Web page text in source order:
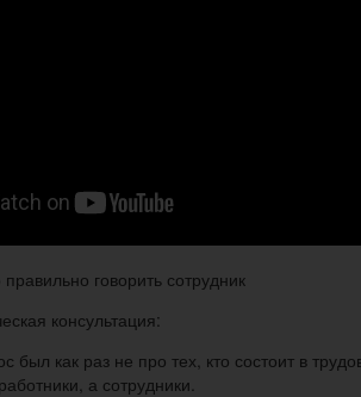
говорить сотрудник
консультация:
был как раз не про тех, кто состоит в
а сотрудники.